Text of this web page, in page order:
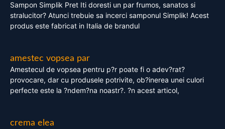
Sampon Simplik Pret Iti doresti un par frumos, sanatos si
stralucitor? Atunci trebuie sa incerci samponul Simplik! Acest
produs este fabricat in Italia de brandul
amestec vopsea par
Amestecul de vopsea pentru p?r poate fi o adev?rat?
provocare, dar cu produsele potrivite, ob?inerea unei culori
perfecte este la ?ndem?na noastr?. ?n acest articol,
crema elea